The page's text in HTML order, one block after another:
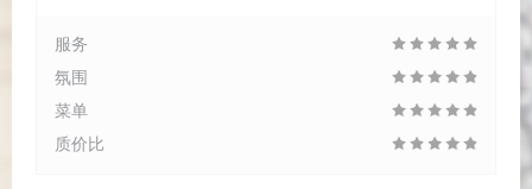
服务
氛围
菜单
质价比